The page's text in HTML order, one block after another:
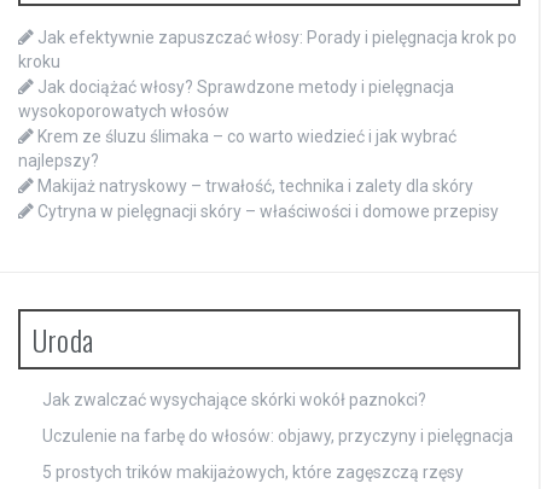
Jak efektywnie zapuszczać włosy: Porady i pielęgnacja krok po
kroku
Jak dociążać włosy? Sprawdzone metody i pielęgnacja
wysokoporowatych włosów
Krem ze śluzu ślimaka – co warto wiedzieć i jak wybrać
najlepszy?
Makijaż natryskowy – trwałość, technika i zalety dla skóry
Cytryna w pielęgnacji skóry – właściwości i domowe przepisy
Uroda
Jak zwalczać wysychające skórki wokół paznokci?
Uczulenie na farbę do włosów: objawy, przyczyny i pielęgnacja
5 prostych trików makijażowych, które zagęszczą rzęsy